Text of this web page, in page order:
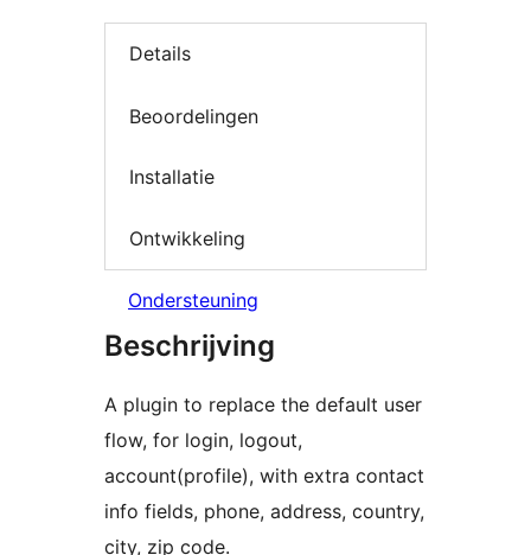
Details
Beoordelingen
Installatie
Ontwikkeling
Ondersteuning
Beschrijving
A plugin to replace the default user
flow, for login, logout,
account(profile), with extra contact
info fields, phone, address, country,
city, zip code.